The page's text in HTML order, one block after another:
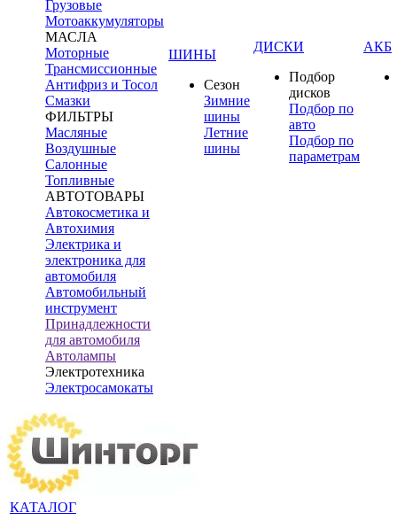
Грузовые
Мотоаккумуляторы
МАСЛА
Моторные
Трансмиссионные
Антифриз и Тосол
Смазки
ФИЛЬТРЫ
Масляные
Воздушные
Салонные
Топливные
АВТОТОВАРЫ
Автокосметика и
Автохимия
Электрика и
электроника для
автомобиля
Автомобильный
инструмент
Принадлежности
для автомобиля
Автолампы
Электротехника
Электросамокаты
ШИНЫ
Сезон
Зимние
шины
Летние
шины
ДИСКИ
Подбор
дисков
Подбор по
авто
Подбор по
параметрам
АКБ
КАТАЛОГ